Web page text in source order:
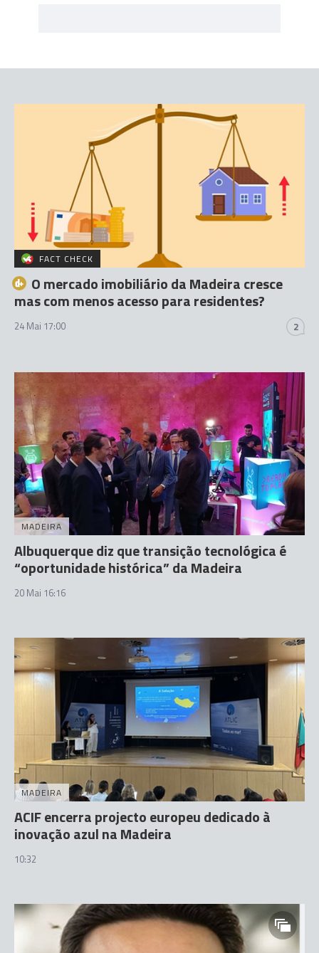
FACT CHECK
O mercado imobiliário da Madeira cresce
mas com menos acesso para residentes?
24 Mai 17:00 2
MADEIRA
Albuquerque diz que transição tecnológica é
“oportunidade histórica” da Madeira
20 Mai 16:16
MADEIRA
ACIF encerra projecto europeu dedicado à
inovação azul na Madeira
10:32